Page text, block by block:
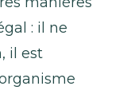
: il ne
il est